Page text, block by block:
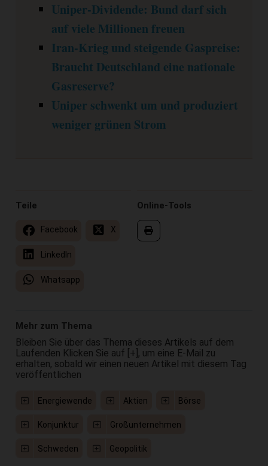
Uniper-Dividende: Bund darf sich
auf viele Millionen freuen
Iran-Krieg und steigende Gaspreise:
Braucht Deutschland eine nationale
Gasreserve?
Uniper schwenkt um und produziert
weniger grünen Strom
Online-Tools
Teile
Facebook X
LinkedIn
Whatsapp
Mehr zum Thema
Bleiben Sie über das Thema dieses Artikels auf dem
Laufenden Klicken Sie auf [+], um eine E-Mail zu
erhalten, sobald wir einen neuen Artikel mit diesem Tag
veröffentlichen
Energiewende Aktien Börse
Konjunktur Großunternehmen
Schweden Geopolitik